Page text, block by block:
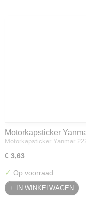
Motorkapsticker
Motorkapsticker Yanmar
€ 3,63
✓ Op voorraad
IN WINKELWAGEN